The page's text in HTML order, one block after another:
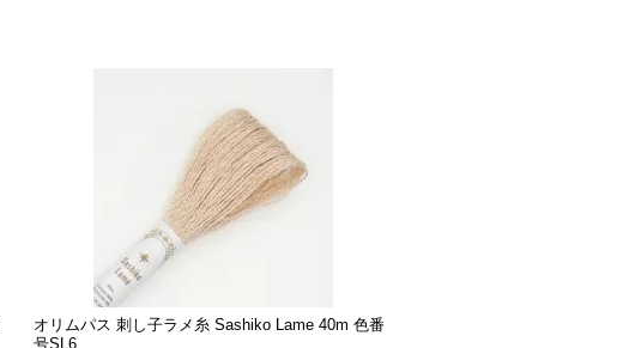
オリムパス 刺し子ラメ糸 Sashiko Lame 40m 色番
号SL6